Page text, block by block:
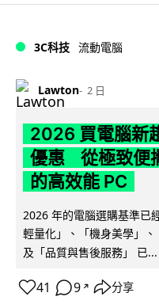
3C科技 流動電腦
Lawton 2 日
2026 買電腦新
優惠 從極致便
的高效能 PC
2026 年的電腦選購基準已
輕量化」、「機身美學」
及「品質與售後服務」 已...
41 9 ↗ 分享